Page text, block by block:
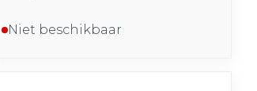
Niet beschikbaar